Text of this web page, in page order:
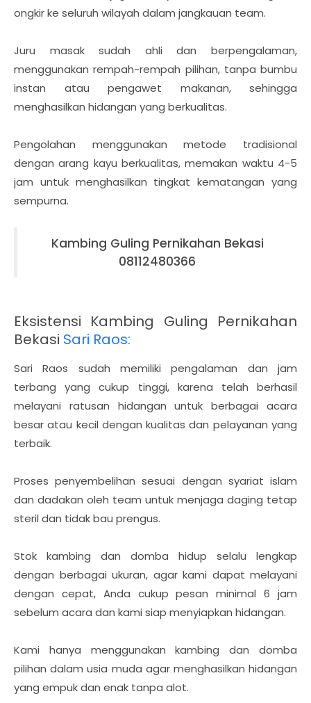
ongkir ke seluruh wilayah dalam jangkauan team.
Juru masak sudah ahli dan berpengalaman,
menggunakan rempah-rempah pilihan, tanpa bumbu
instan atau pengawet makanan, sehingga
menghasilkan hidangan yang berkualitas.
Pengolahan menggunakan metode tradisional
dengan arang kayu berkualitas, memakan waktu 4-5
jam untuk menghasilkan tingkat kematangan yang
sempurna.
Kambing Guling Pernikahan Bekasi
08112480366
Eksistensi Kambing Guling Pernikahan
Bekasi Sari Raos:
Sari Raos sudah memiliki pengalaman dan jam
terbang yang cukup tinggi, karena telah berhasil
melayani ratusan hidangan untuk berbagai acara
besar atau kecil dengan kualitas dan pelayanan yang
terbaik.
Proses penyembelihan sesuai dengan syariat islam
dan dadakan oleh team untuk menjaga daging tetap
steril dan tidak bau prengus.
Stok kambing dan domba hidup selalu lengkap
dengan berbagai ukuran, agar kami dapat melayani
dengan cepat, Anda cukup pesan minimal 6 jam
sebelum acara dan kami siap menyiapkan hidangan.
Kami hanya menggunakan kambing dan domba
pilihan dalam usia muda agar menghasilkan hidangan
yang empuk dan enak tanpa alot.